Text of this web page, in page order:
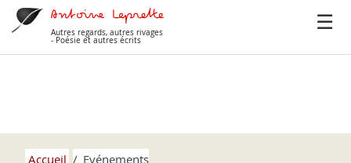
Autres regards, autres rivages
- Poésie et autres écrits
Accueil Evénements